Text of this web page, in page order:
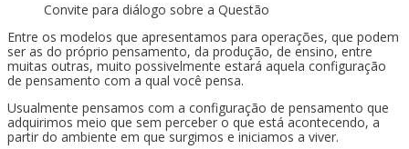
Convite para diálogo sobre a Questão
Entre os modelos que apresentamos para operações, que podem
ser as do próprio pensamento, da produção, de ensino, entre
muitas outras, muito possivelmente estará aquela configuração
de pensamento com a qual você pensa.
Usualmente pensamos com a configuração de pensamento que
adquirimos meio que sem perceber o que está acontecendo, a
partir do ambiente em que surgimos e iniciamos a viver.